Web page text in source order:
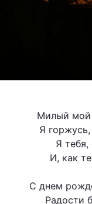
Милый мой
Я
Я
И, как
С днем
Радости